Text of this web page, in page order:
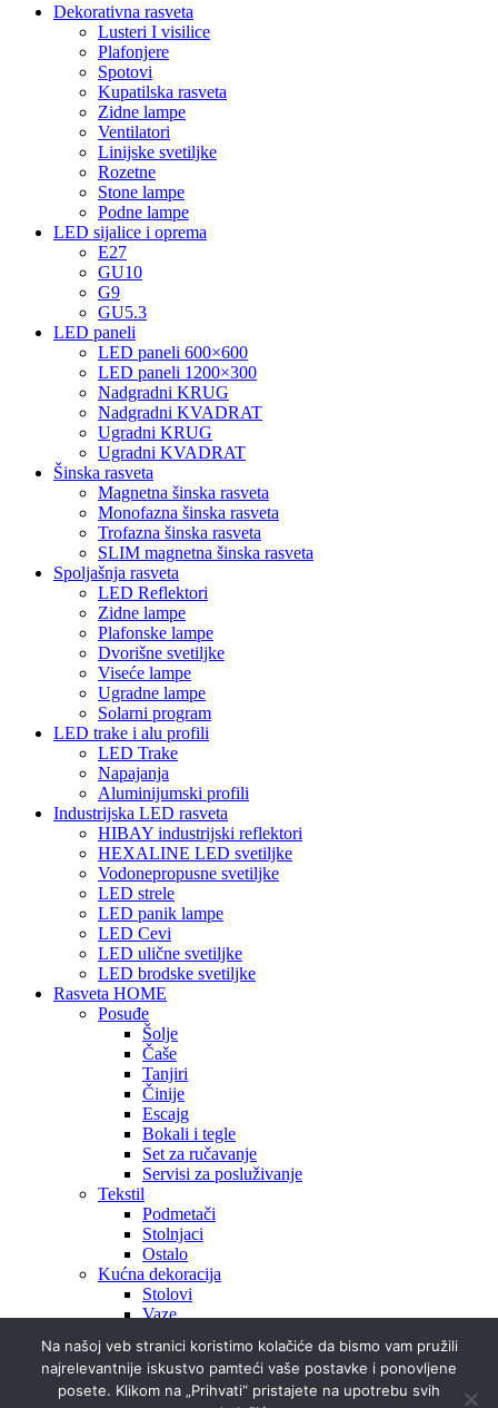
Dekorativna rasveta
Lusteri I visilice
Plafonjere
Spotovi
Kupatilska rasveta
Zidne lampe
Ventilatori
Linijske svetiljke
Rozetne
Stone lampe
Podne lampe
LED sijalice i oprema
E27
GU10
G9
GU5.3
LED paneli
LED paneli 600×600
LED paneli 1200×300
Nadgradni KRUG
Nadgradni KVADRAT
Ugradni KRUG
Ugradni KVADRAT
Šinska rasveta
Magnetna šinska rasveta
Monofazna šinska rasveta
Trofazna šinska rasveta
SLIM magnetna šinska rasveta
Spoljašnja rasveta
LED Reflektori
Zidne lampe
Plafonske lampe
Dvorišne svetiljke
Viseće lampe
Ugradne lampe
Solarni program
LED trake i alu profili
LED Trake
Napajanja
Aluminijumski profili
Industrijska LED rasveta
HIBAY industrijski reflektori
HEXALINE LED svetiljke
Vodonepropusne svetiljke
LED strele
LED panik lampe
LED Cevi
LED ulične svetiljke
LED brodske svetiljke
Rasveta HOME
Posuđe
Šolje
Čaše
Tanjiri
Činije
Escajg
Bokali i tegle
Set za ručavanje
Servisi za posluživanje
Tekstil
Podmetači
Stolnjaci
Ostalo
Kućna dekoracija
Stolovi
Vaze
O Nama
Projekti
Na našoj veb stranici koristimo kolačiće da bismo vam pružili
najrelevantnije iskustvo pamteći vaše postavke i ponovljene
posete. Klikom na „Prihvati“ pristajete na upotrebu svih